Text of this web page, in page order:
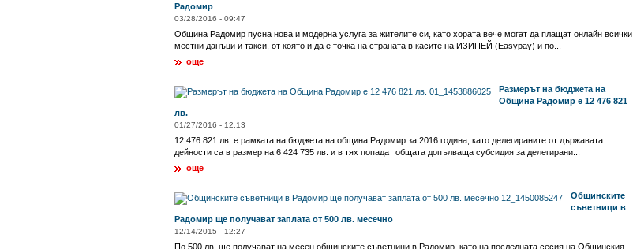
Радомир
03/28/2016 - 09:47
Община Радомир пусна нова и модерна услуга за жителите си, като хората вече могат да плащат онлайн всички
местни данъци и такси, от която и да е точка на страната в касите на ИЗИПЕЙ (Easypay) и по...
още
Размерът на бюджета на
Община Радомир е 12 476 821
лв.
01/27/2016 - 12:13
12 476 821 лв. е рамката на бюджета на община Радомир за 2016 година, като делегираните от държавата
дейности са в размер на 6 424 735 лв. и в тях попадат общата допълваща субсидия за делегирани...
още
Общинските
съветници в
Радомир ще получават заплата от 500 лв. месечно
12/14/2015 - 12:27
По 500 лв. ще получават на месец общинските съветници в Радомир, като на последната сесия на Общинския